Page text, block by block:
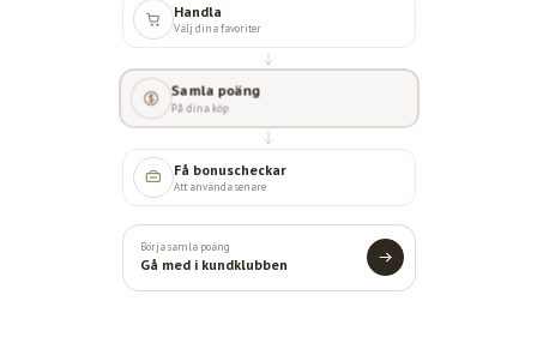
Handla
Välj dina favoriter
Samla poäng
På dina köp
Få bonuscheckar
Att använda senare
Börja samla poäng
Gå med i kundklubben